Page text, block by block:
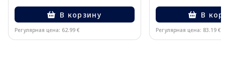
В корзину
Регулярная цена: 62.99 €
В
Регулярная цена: 83.19 €